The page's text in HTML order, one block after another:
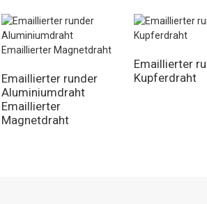
Emaillierter runder
Aluminiumdraht
Emaillierter
Magnetdraht
Emaillierter
Kupferdraht